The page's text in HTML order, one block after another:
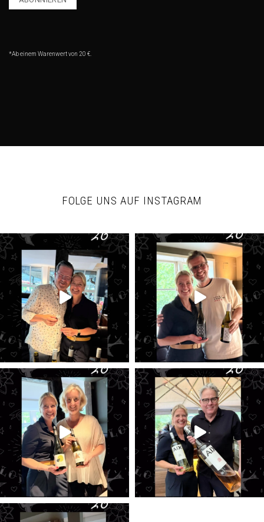
*Ab einem Warenwert von 20 €.
FOLGE UNS AUF INSTAGRAM